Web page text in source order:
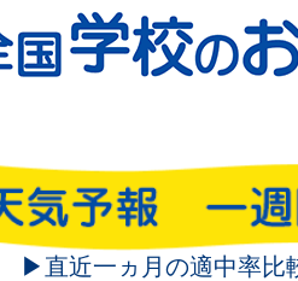
▶直近一ヵ月の適中率比